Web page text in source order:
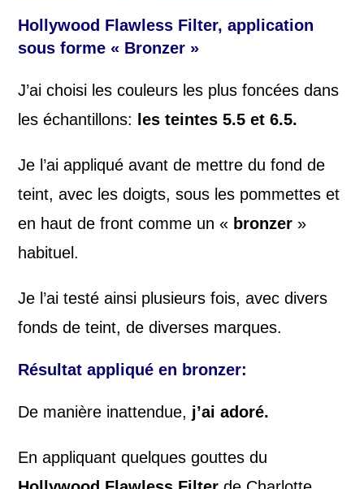
Hollywood Flawless Filter, application
sous forme « Bronzer »
J’ai choisi les couleurs les plus foncées dans
les échantillons: les teintes 5.5 et 6.5.
Je l’ai appliqué avant de mettre du fond de
teint, avec les doigts, sous les pommettes et
en haut de front comme un « bronzer »
habituel.
Je l’ai testé ainsi plusieurs fois, avec divers
fonds de teint, de diverses marques.
Résultat appliqué en bronzer:
De manière inattendue, j’ai adoré.
En appliquant quelques gouttes du